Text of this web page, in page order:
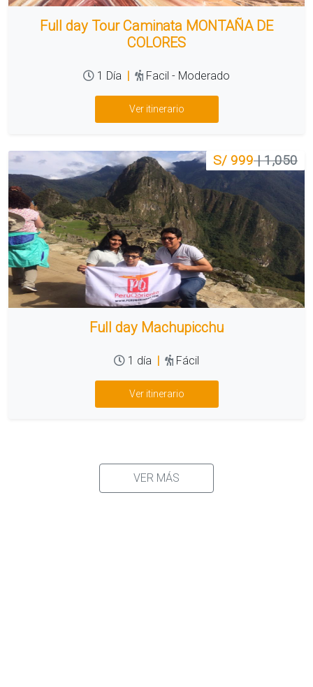
Full day Tour Caminata MONTAÑA DE
COLORES
1 Día | Facil - Moderado
Ver itinerario
S/ 999| 1,050
Full day Machupicchu
1 día | Fácil
Ver itinerario
VER MÁS